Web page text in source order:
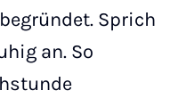
Sprich
an. So